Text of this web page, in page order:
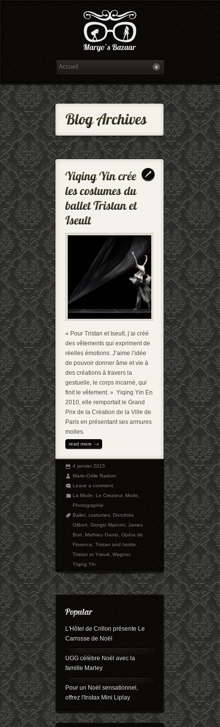
« Pour Tristan et Iseult, j’ai créé
des vêtements qui expriment de
réelles émotions. J’aime l’idée
de pouvoir donner âme et vie à
des créations à travers la
gestuelle, le corps incarné, qui
finit le vêtement. » Yiqing Yin En
2010, elle remportait le Grand
Prix de la Création de la Ville de
Paris en présentant ses armures
molles.
read more
4 janvier 2015
Marie-Odile Radom
Leave a comment
La Mode,Le Créateur,Mode,
Photographie
Ballet,costumes,Dorothée
Gilbert,Giorgio Mancini,James
Bort,Mathieu Ganio,Opéra de
Florence,Tristan and Isolde,
Tristan et Yseult,Wagner,
Yiqing Yin
L'Hôtel de Crillon présente Le
Carrosse de Noël
UGG célèbre Noël avec la
famille Marley
Pour un Noël sensationnel,
offrez l'Instax Mini Liplay